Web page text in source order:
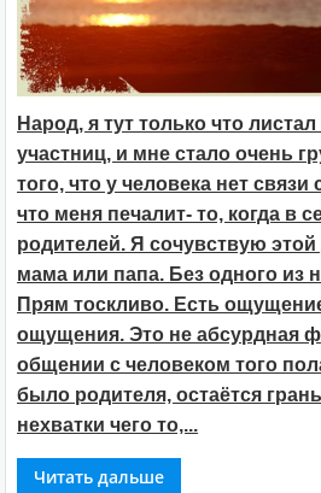
Народ, я тут только что
участниц, и мне стало очень
того, что у человека нет
что меня печалит- то, когда в
родителей. Я сочувствую
мама или папа. Без одного из
Прям тоскливо. Есть
ощущения. Это не абсурдная
общении с человеком того
было родителя, остаётся
нехватки чего то,...
Читать дальше